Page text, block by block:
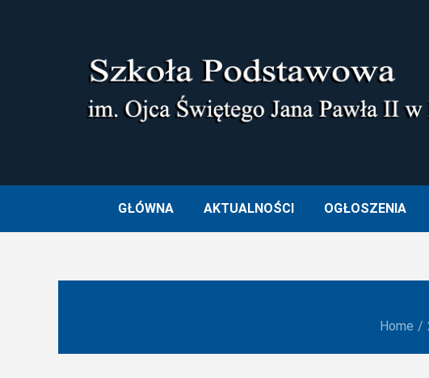
SZKOŁA PODSTAWOWA IM.
GŁÓWNA AKTUALNOŚCI OGŁOSZENIA
Home